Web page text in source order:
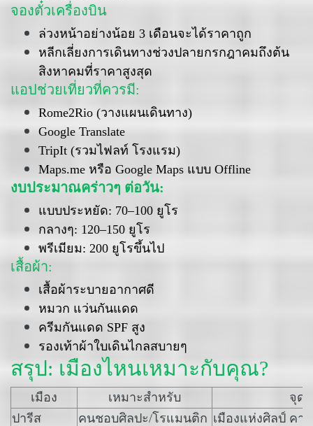
จองตั๋วเครื่องบิน
ล่วงหน้าอย่างน้อย 3 เดือนจะได้ราคาถูก
หลีกเลี่ยงการเดินทางช่วงปลายกรกฎาคมถึงต้น
สิงหาคมที่ราคาสูงสุด
แอปช่วยเที่ยวที่ควรมี:
Rome2Rio (วางแผนเดินทาง)
Google Translate
TripIt (รวมไฟลท์ โรงแรม)
Maps.me หรือ Google Maps แบบ Offline
งบประมาณคร่าวๆ ต่อวัน:
แบบประหยัด: 70–100 ยูโร
กลางๆ: 120–150 ยูโร
พรีเมียม: 200 ยูโรขึ้นไป
เสื้อผ้า:
เสื้อผ้าระบายอากาศดี
หมวก แว่นกันแดด
ครีมกันแดด SPF สูง
รองเท้าผ้าใบเดินไกลสบายๆ
สรุป: เมืองไหนเหมาะกับคุณ?
เมือง เหมาะสำหรับ
จุด
ปารีส
คนชอบศิลปะ/โรแมนติก เมืองแห่งศิลป์ คา